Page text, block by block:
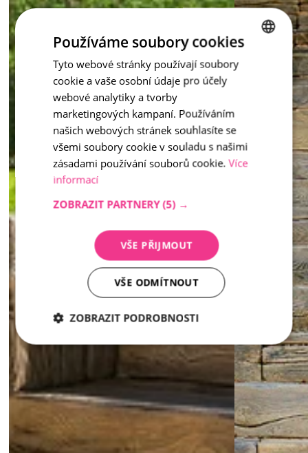
CZECH
Používáme soubory cookies
Tyto webové stránky používají soubory
cookie a vaše osobní údaje pro účely
webové analytiky a tvorby
marketingových kampaní. Používáním
našich webových stránek souhlasíte se
všemi soubory cookie v souladu s našimi
zásadami používání souborů cookie. Více
informací
ZOBRAZIT PARTNERY (5) →
VŠE PŘIJMOUT
VŠE ODMÍTNOUT
ZOBRAZIT PODROBNOSTI
Nezbytně
Analytika Marketing